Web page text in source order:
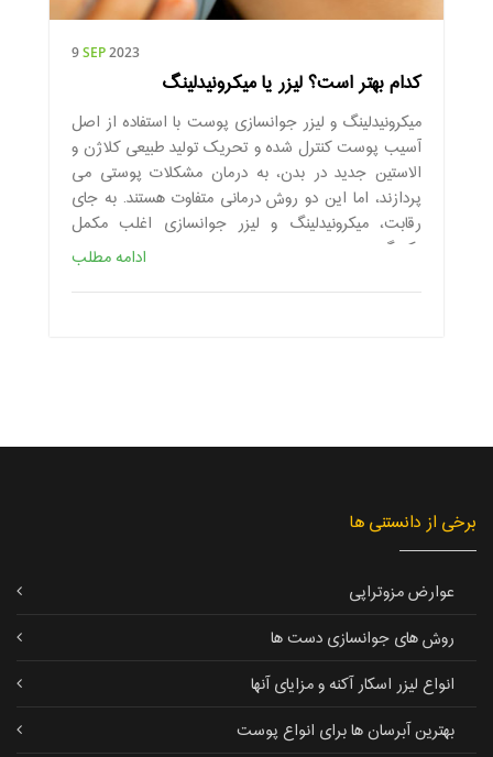
9SEP2023
کدام بهتر است؟ لیزر یا میکرونیدلینگ
میکرونیدلینگ و لیزر جوانسازی پوست با استفاده از اصل
آسیب پوست کنترل شده و تحریک تولید طبیعی کلاژن و
الاستین جدید در بدن، به درمان مشکلات پوستی می
پردازند، اما این دو روش درمانی متفاوت هستند. به جای
رقابت، میکرونیدلینگ و لیزر جوانسازی اغلب مکمل
یکدیگر هستند.
ادامه مطلب
برخی از دانستنی ها
عوارض مزوتراپی
روش های جوانسازی دست ها
انواع لیزر اسکار آکنه و مزایای آنها
بهترین آبرسان ها برای انواع پوست